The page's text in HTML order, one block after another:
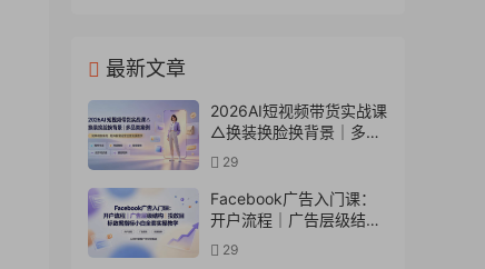
最新文章
2026AI短视频带货实战课
△换装换脸换背景｜多品
类案例｜矩阵橱窗运营全
套实操教学
29
Facebook广告入门课：
开户流程｜广告层级结构
｜投放目标数据指标小白
全套实操教学
29